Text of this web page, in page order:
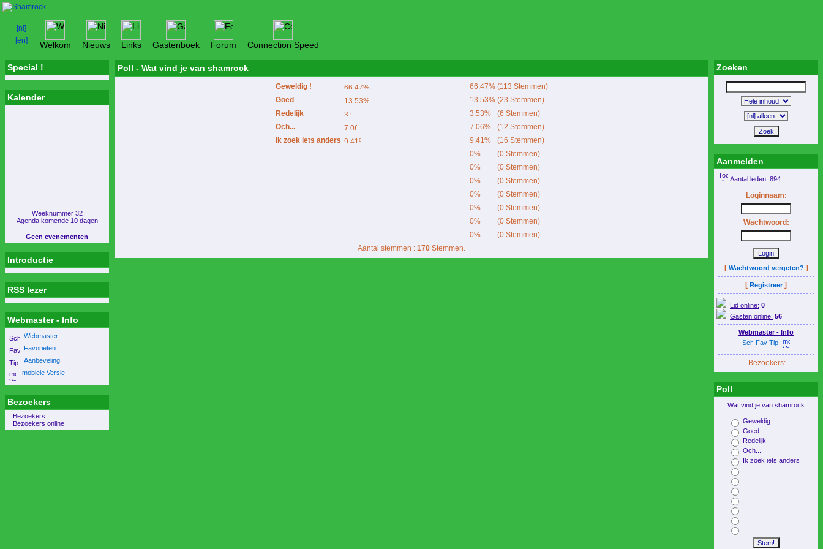
Welkom Nieuws Links Gastenboek Forum Connection Speed
Special !
Kalender
Weeknummer 32
Agenda komende 10 dagen
Geen evenementen
Introductie
RSS lezer
Webmaster - Info
Webmaster
Favorieten
Aanbeveling
mobiele Versie
Bezoekers
Bezoekers
Bezoekers online
Poll - Wat vind je van shamrock
Geweldig ! 66.47%(113 Stemmen)
Goed
13.53%(23 Stemmen)
Redelijk
3.53%
(6 Stemmen)
Och...
7.06%
(12 Stemmen)
Ik zoek iets anders
9.41%
(16 Stemmen)
0%
(0 Stemmen)
0%
(0 Stemmen)
0%
(0 Stemmen)
0%
(0 Stemmen)
0%
(0 Stemmen)
0%
(0 Stemmen)
0%
(0 Stemmen)
Aantal stemmen : 170 Stemmen.
Zoeken
Aanmelden
Aantal leden: 894
Loginnaam:
Wachtwoord:
[ Wachtwoord vergeten? ]
[ Registreer]
Lid online: 0
Gasten online: 56
Webmaster - Info
Bezoekers:
Poll
Wat vind je van shamrock
Geweldig !
Goed
Redelijk
Och...
Ik zoek iets anders